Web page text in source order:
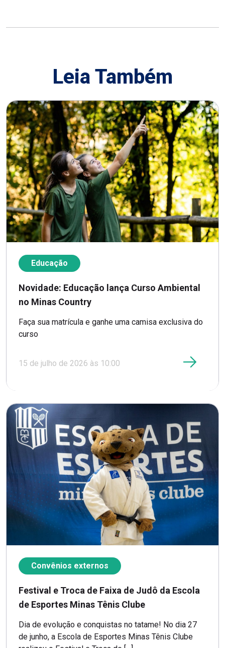
Leia Também
Educação
Novidade: Educação lança Curso Ambiental
no Minas Country
Faça sua matrícula e ganhe uma camisa exclusiva do
curso
15 de julho de 2026 às 10:00
Convênios externos
Festival e Troca de Faixa de Judô da Escola
de Esportes Minas Tênis Clube
Dia de evolução e conquistas no tatame! No dia 27
de junho, a Escola de Esportes Minas Tênis Clube